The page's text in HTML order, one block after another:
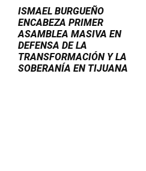
ISMAEL BURGUEÑO
ENCABEZA PRIMER
ASAMBLEA MASIVA EN
DEFENSA DE LA
TRANSFORMACIÓN Y LA
SOBERANÍA EN TIJUANA